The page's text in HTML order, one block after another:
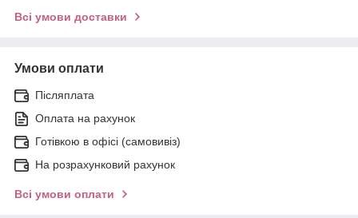
Всі умови доставки
Умови оплати
Післяплата
Оплата на рахунок
Готівкою в офісі (самовивіз)
На розрахунковий рахунок
Всі умови оплати